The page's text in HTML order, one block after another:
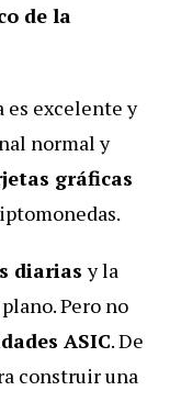
de la
excelente y
normal y
gráficas
diariasy la
Pero no
ASIC. De
construir una